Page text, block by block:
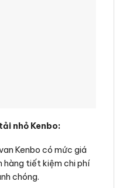
nhỏ Kenbo:
Kenbo có mức giá
hàng tiết kiệm chi phí
chóng.